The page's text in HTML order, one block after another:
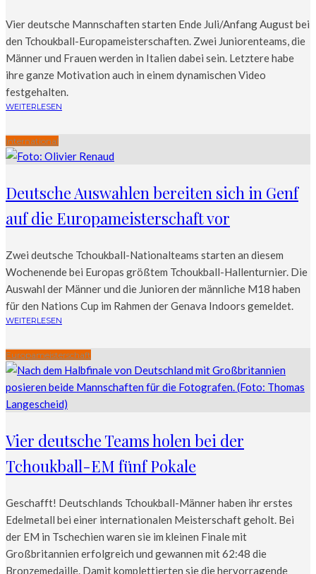
Vier deutsche Mannschaften starten Ende Juli/Anfang August bei
den Tchoukball-Europameisterschaften. Zwei Juniorenteams, die
Männer und Frauen werden in Italien dabei sein. Letztere habe
ihre ganze Motivation auch in einem dynamischen Video
festgehalten.
WEITERLESEN
International
Deutsche Auswahlen bereiten sich in Genf
auf die Europameisterschaft vor
Zwei deutsche Tchoukball-Nationalteams starten an diesem
Wochenende bei Europas größtem Tchoukball-Hallenturnier. Die
Auswahl der Männer und die Junioren der männliche M18 haben
für den Nations Cup im Rahmen der Genava Indoors gemeldet.
WEITERLESEN
Europameisterschaft
Vier deutsche Teams holen bei der
Tchoukball-EM fünf Pokale
Geschafft! Deutschlands Tchoukball-Männer haben ihr erstes
Edelmetall bei einer internationalen Meisterschaft geholt. Bei
der EM in Tschechien waren sie im kleinen Finale mit
Großbritannien erfolgreich und gewannen mit 62:48 die
Bronzemedaille. Damit komplettierten sie die hervorragende